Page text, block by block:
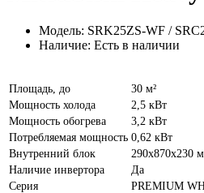
Модель: SRK25ZS-WF /
Наличие: Есть в наличии
Площадь, до
30 м²
Мощность холода
2,5 кВт
Мощность обогрева
3,2 кВт
Потребляемая мощность 0,62 кВт
Внутренний блок
290x870x230
Наличие инвертора
Да
Серия
PREMIUM